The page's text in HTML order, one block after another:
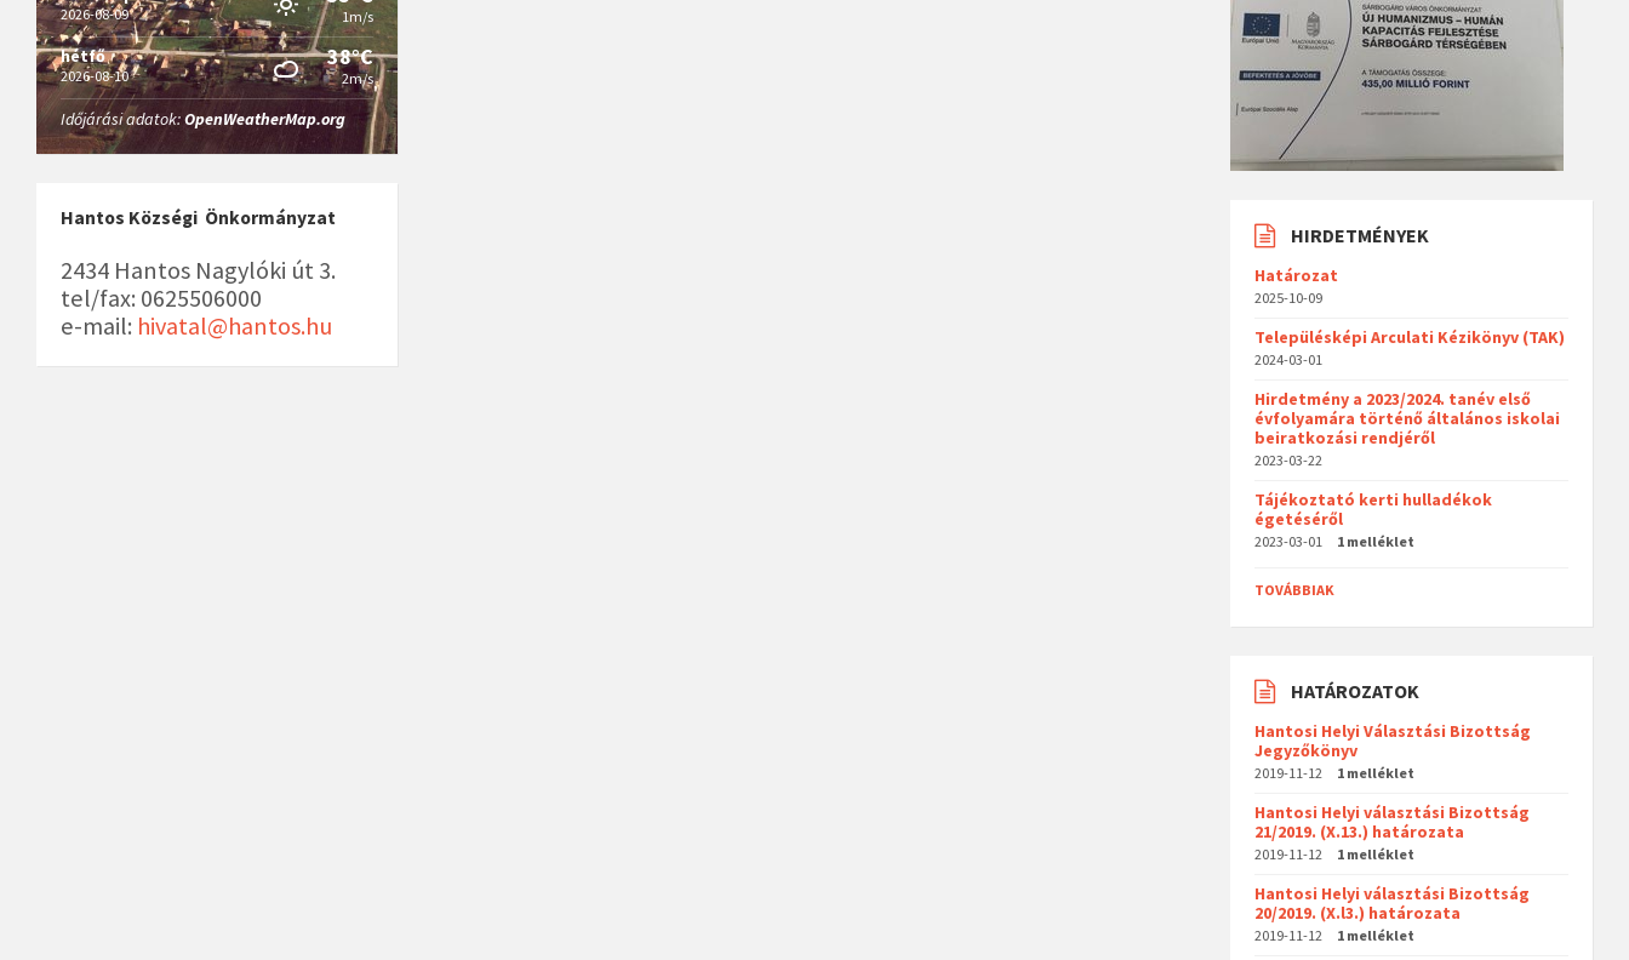
2026-08-09 1m/s
hétfő
2026-08-10
38°C
2m/s
Időjárási adatok:OpenWeatherMap.org
Hantos Községi Önkormányzat
2434 Hantos Nagylóki út 3.
tel/fax: 0625506000
e-mail: hivatal@hantos.hu
HIRDETMÉNYEK
Határozat
2025-10-09
Településképi Arculati Kézikönyv (TAK)
2024-03-01
Hirdetmény a 2023/2024. tanév első
évfolyamára történő általános iskolai
beiratkozási rendjéről
2023-03-22
Tájékoztató kerti hulladékok
égetéséről
2023-03-01 1 melléklet
TOVÁBBIAK
HATÁROZATOK
Hantosi Helyi Választási Bizottság
Jegyzőkönyv
2019-11-12 1 melléklet
Hantosi Helyi választási Bizottság
21/2019. (X.13.) határozata
2019-11-12 1 melléklet
Hantosi Helyi választási Bizottság
20/2019. (X.l3.) határozata
2019-11-12 1 melléklet